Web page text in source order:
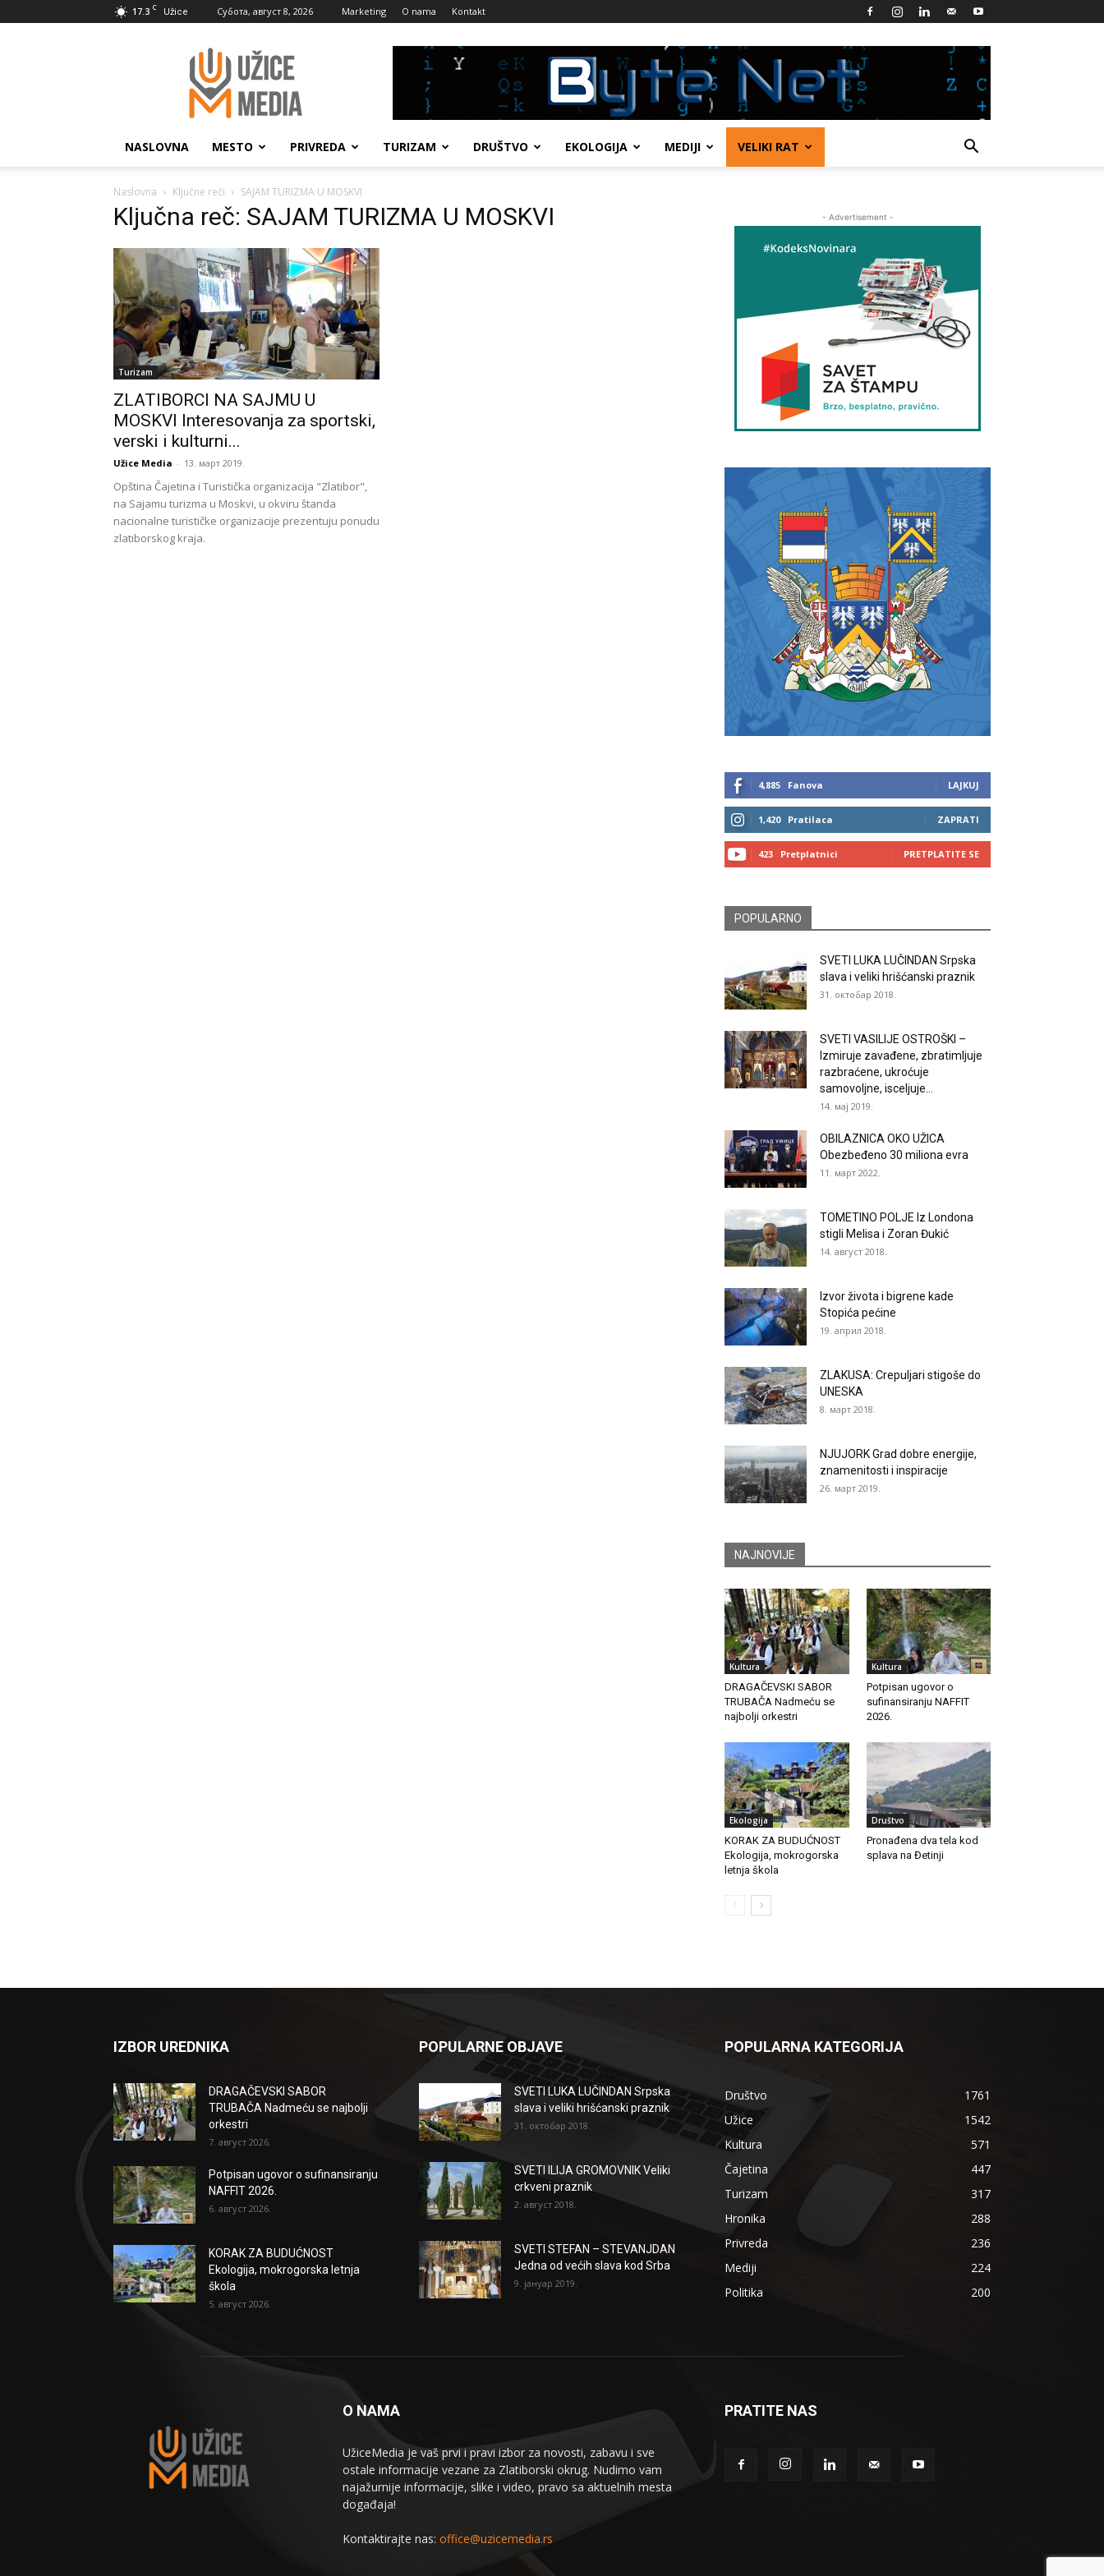
17.3 C Užice Субота, август 8, 2026 Marketing O nama Kontakt
UžiceMedia
NASLOVNA MESTO PRIVREDA TURIZAM DRUŠTVO EKOLOGIJA MEDIJI VELIKI RAT
Naslovna Ključne reči SAJAM TURIZMA U MOSKVI
Ključna reč: SAJAM TURIZMA U MOSKVI
Turizam
ZLATIBORCI NA SAJMU U
MOSKVI Interesovanja za sportski,
verski i kulturni...
Užice Media - 13. март 2019.
Opština Čajetina i Turistička organizacija "Zlatibor",
na Sajamu turizma u Moskvi, u okviru štanda
nacionalne turističke organizacije prezentuju ponudu
zlatiborskog kraja.
- Advertisement -
4,885 Fanova LAJKUJ
1,420 Pratilaca ZAPRATI
423 Pretplatnici PRETPLATITE SE
POPULARNO
SVETI LUKA LUČINDAN Srpska
slava i veliki hrišćanski praznik
31. октобар 2018.
SVETI VASILIJE OSTROŠKI –
Izmiruje zavađene, zbratimljuje
razbraćene, ukroćuje
samovoljne, isceljuje...
14. мај 2019.
OBILAZNICA OKO UŽICA
Obezbeđeno 30 miliona evra
11. март 2022.
TOMETINO POLJE Iz Londona
stigli Melisa i Zoran Đukić
14. август 2018.
Izvor života i bigrene kade
Stopića pećine
19. април 2018.
ZLAKUSA: Crepuljari stigoše do
UNESKA
8. март 2018.
NJUJORK Grad dobre energije,
znamenitosti i inspiracije
26. март 2019.
NAJNOVIJE
Kultura
DRAGAČEVSKI SABOR
TRUBAČA Nadmeću se
najbolji orkestri
Kultura
Potpisan ugovor o
sufinansiranju NAFFIT
2026.
Ekologija
KORAK ZA BUDUĆNOST
Ekologija, mokrogorska
letnja škola
Društvo
Pronađena dva tela kod
splava na Đetinji
IZBOR UREDNIKA
DRAGAČEVSKI SABOR
TRUBAČA Nadmeću se najbolji
orkestri
7. август 2026.
Potpisan ugovor o sufinansiranju
NAFFIT 2026.
6. август 2026.
KORAK ZA BUDUĆNOST
Ekologija, mokrogorska letnja
škola
5. август 2026.
POPULARNE OBJAVE
SVETI LUKA LUČINDAN Srpska
slava i veliki hrišćanski praznik
31. октобар 2018.
SVETI ILIJA GROMOVNIK Veliki
crkveni praznik
2. август 2018.
SVETI STEFAN – STEVANJDAN
Jedna od većih slava kod Srba
9. јануар 2019.
POPULARNA KATEGORIJA
Društvo
1761
Užice
1542
Kultura
571
Čajetina
447
Turizam
317
Hronika
288
Privreda
236
Mediji
224
Politika
200
O NAMA
UžiceMedia je vaš prvi i pravi izbor za novosti, zabavu i sve
ostale informacije vezane za Zlatiborski okrug. Nudimo vam
najažurnije informacije, slike i video, pravo sa aktuelnih mesta
događaja!
Kontaktirajte nas: office@uzicemedia.rs
PRATITE NAS